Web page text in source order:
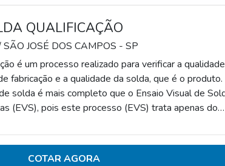
QUALIFICAÇÃO
SÃO JOSÉ DOS CAMPOS - SP
é um processo realizado para verificar a qualidade
fabricação e a qualidade da solda, que é o produto.
solda é mais completo que o Ensaio Visual de
(EVS), pois este processo (EVS) trata apenas do
qualidade da solda, sendo apresentada no resultado
COTAR AGORA